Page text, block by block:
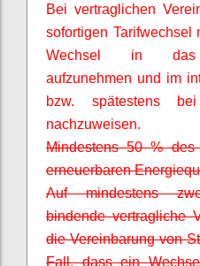
Bei vertraglichen
sofortigen Tarifwechsel
Wechsel in das
aufzunehmen und im
bzw. spätestens
nachzuweisen.
Mindestens 50 % des
erneuerbaren
Auf mindestens
bindende vertragliche
die Vereinbarung von
Fall, dass ein